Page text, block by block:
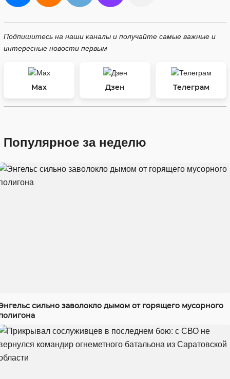
Подпишитесь на наши каналы и получайте самые важные и
интересные новости первым
Max Дзен Телеграм
Популярное за неделю
сильно заволокло дымом от горящего мусорного